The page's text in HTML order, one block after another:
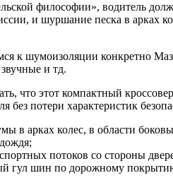
философии», водитель
и шуршание песка в арках
к шумоизоляции конкретно
и тд.
что этот компактный
без потери характеристик
в арках колес, в области
потоков со стороны
гул шин по дорожному